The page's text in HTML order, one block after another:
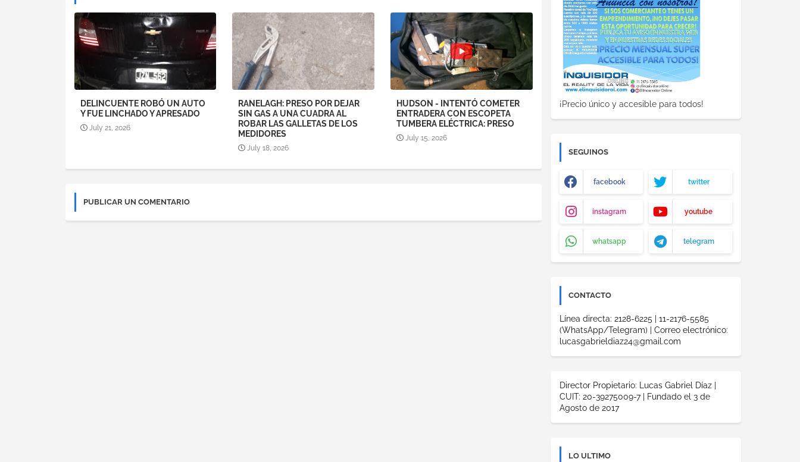
DELINCUENTE ROBÓ UN AUTO
Y FUE LINCHADO Y APRESADO
July 21, 2026
RANELAGH: PRESO POR DEJAR
SIN GAS A UNA CUADRA AL
ROBAR LAS GALLETAS DE LOS
MEDIDORES
July 18, 2026
HUDSON - INTENTÓ COMETER
ENTRADERA CON ESCOPETA
TUMBERA ELÉCTRICA: PRESO
July 15, 2026
PUBLICAR UN COMENTARIO
¡Precio único y accesible para todos!
SEGUINOS
facebook twitter
instagram youtube
whatsapp telegram
CONTACTO
Línea directa: 2128-6225 | 11-2176-5585
(WhatsApp/Telegram) | Correo electrónico:
lucasgabrieldiaz24@gmail.com
Director Propietario: Lucas Gabriel Díaz |
CUIT: 20-39275009-7 | Fundado el 3 de
Agosto de 2017
LO ULTIMO